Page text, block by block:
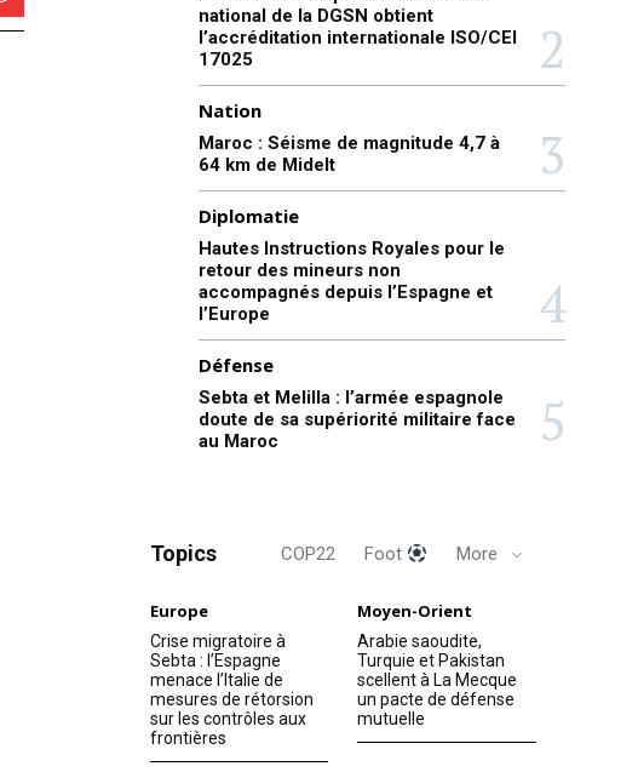
national de la DGSN obtient
l’accréditation internationale ISO/CEI
17025
Nation
Maroc : Séisme de magnitude 4,7 à
64 km de Midelt
Diplomatie
Hautes Instructions Royales pour le
retour des mineurs non
accompagnés depuis l’Espagne et
l’Europe
Défense
Sebta et Melilla : l’armée espagnole
doute de sa supériorité militaire face
au Maroc
Topics COP22 Foot More
Europe
Crise migratoire à
Sebta : l’Espagne
menace l’Italie de
mesures de rétorsion
sur les contrôles aux
frontières
Moyen-Orient
Arabie saoudite,
Turquie et Pakistan
scellent à La Mecque
un pacte de défense
mutuelle